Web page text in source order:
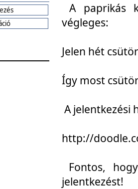
A paprikás
végleges:
Jelen hét
Így most
A jelentkezési
http://
Fontos,
jelentkezést!